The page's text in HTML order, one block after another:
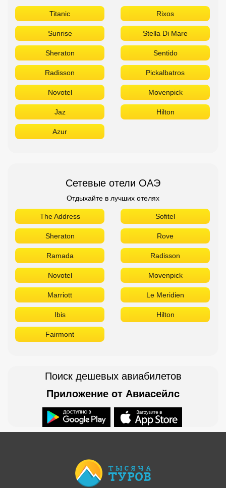
Titanic Rixos
Sunrise Stella Di Mare
Sheraton Sentido
Radisson Pickalbatros
Novotel Movenpick
Jaz Hilton
Azur
Сетевые отели ОАЭ
Отдыхайте в лучших отелях
The Address Sofitel
Sheraton Rove
Ramada Radisson
Novotel Movenpick
Marriott Le Meridien
Ibis Hilton
Fairmont
Поиск дешевых авиабилетов
Приложение от Авиасейлс